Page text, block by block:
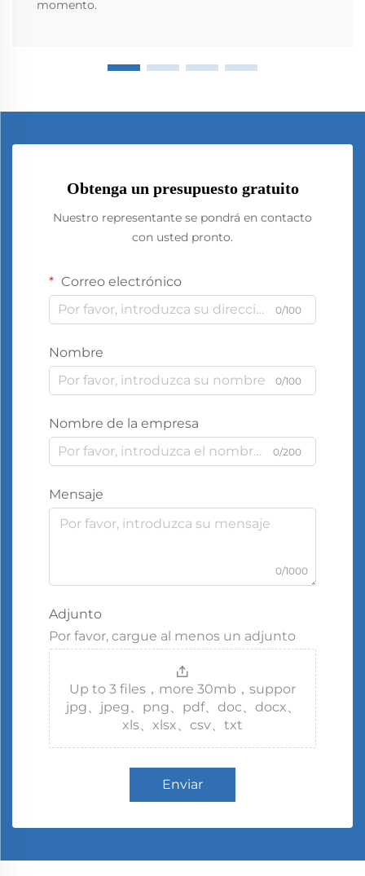
momento.
Obtenga un presupuesto gratuito
Nuestro representante se pondrá en contacto
con usted pronto.
Correo electrónico
0/100
Nombre
0/100
Nombre de la empresa
0/200
Mensaje
0/1000
Adjunto
Por favor, cargue al menos un adjunto
Up to 3 files，more 30mb，suppor
jpg、jpeg、png、pdf、doc、docx、
xls、xlsx、csv、txt
Enviar